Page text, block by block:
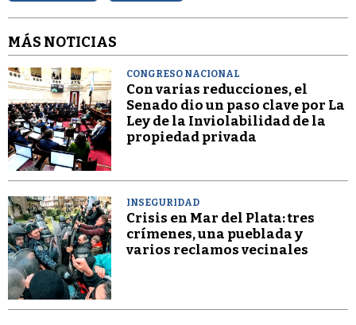
MÁS NOTICIAS
CONGRESO NACIONAL
Con varias reducciones, el
Senado dio un paso clave por La
Ley de la Inviolabilidad de la
propiedad privada
INSEGURIDAD
Crisis en Mar del Plata: tres
crímenes, una pueblada y
varios reclamos vecinales